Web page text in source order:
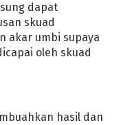
dapat
skuad
akar umbi supaya
oleh skuad
hasil dan